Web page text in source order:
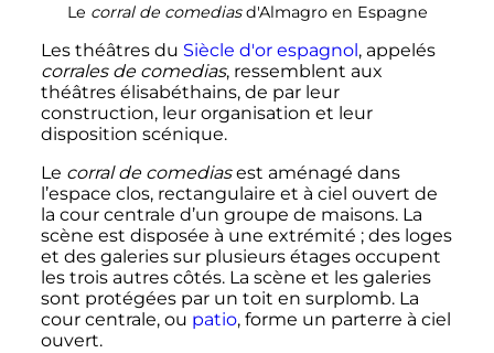
Le corral de comediasd'Almagro en Espagne
Les théâtres du Siècle d'or espagnol , appelés
corrales de comedias, ressemblent aux
théâtres élisabéthains, de par leur
construction, leur organisation et leur
disposition scénique.
Le corral de comediasest aménagé dans
l’espace clos, rectangulaire et à ciel ouvert de
la cour centrale d’un groupe de maisons. La
scène est disposée à une extrémité ; des loges
et des galeries sur plusieurs étages occupent
les trois autres côtés. La scène et les galeries
sont protégées par un toit en surplomb. La
cour centrale, ou patio, forme un parterre à ciel
ouvert.